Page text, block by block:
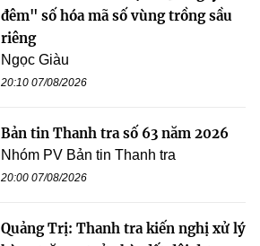
đêm" số hóa mã số vùng trồng sầu
riêng
Ngọc Giàu
20:10 07/08/2026
Bản tin Thanh tra số 63 năm 2026
Nhóm PV Bản tin Thanh tra
20:00 07/08/2026
Quảng Trị: Thanh tra kiến nghị xử lý